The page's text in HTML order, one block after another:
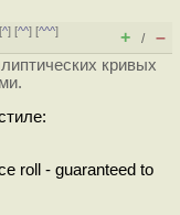
^] [^^] [^^^]
+ / –
кривых
roll - guaranteed to